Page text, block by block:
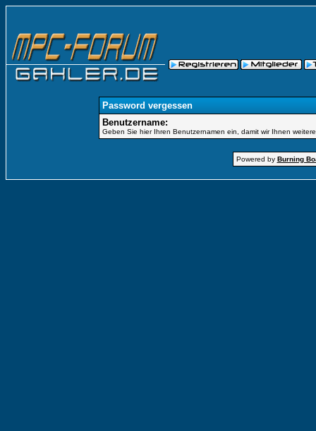
Password vergessen
Benutzername:
Geben Sie hier Ihren Benutzernamen ein, damit wir Ihnen
Powered by Burning